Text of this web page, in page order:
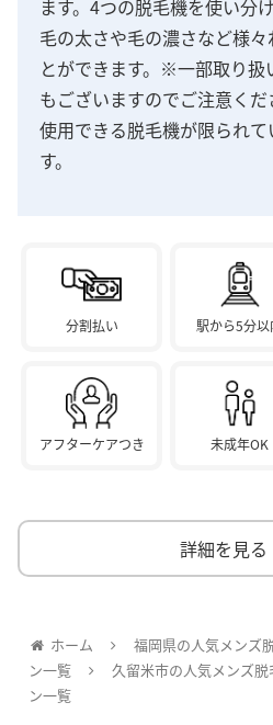
ます。4つの脱毛機を使い分
毛の太さや毛の濃さなど様
とができます。※一部取り扱
もございますのでご注意く
使用できる脱毛機が限られ
す。
分割払い 駅から5分以
アフターケアつき 未成年OK
詳細を見る
ホーム
福岡県の人気メンズ
ン一覧
久留米市の人気メンズ
ン一覧